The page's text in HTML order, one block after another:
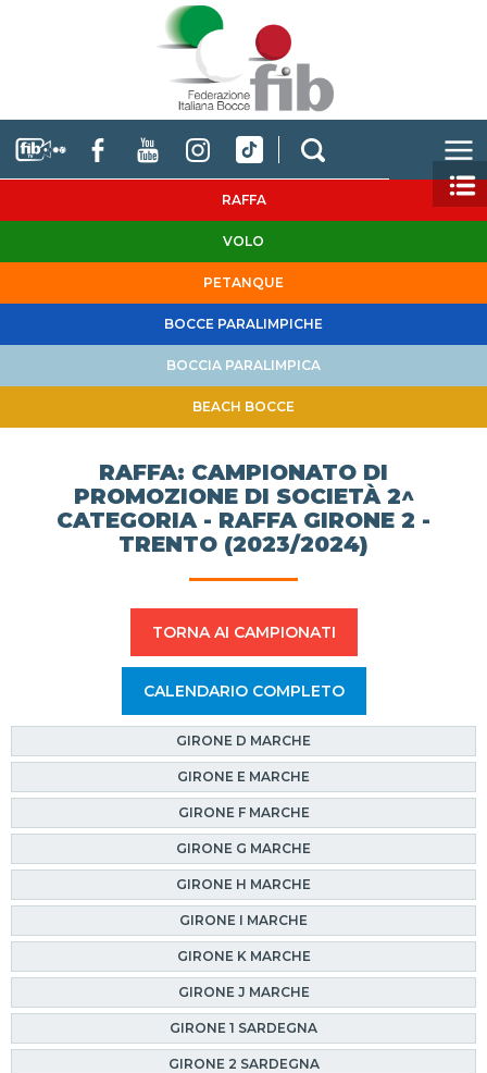
RAFFA
VOLO
PETANQUE
BOCCE PARALIMPICHE
BOCCIA PARALIMPICA
BEACH BOCCE
RAFFA: CAMPIONATO DI
PROMOZIONE DI SOCIETÀ 2^
CATEGORIA - RAFFA GIRONE 2 -
TRENTO (2023/2024)
TORNA AI CAMPIONATI
CALENDARIO COMPLETO
GIRONE D MARCHE
GIRONE E MARCHE
GIRONE F MARCHE
GIRONE G MARCHE
GIRONE H MARCHE
GIRONE I MARCHE
GIRONE K MARCHE
GIRONE J MARCHE
GIRONE 1 SARDEGNA
GIRONE 2 SARDEGNA